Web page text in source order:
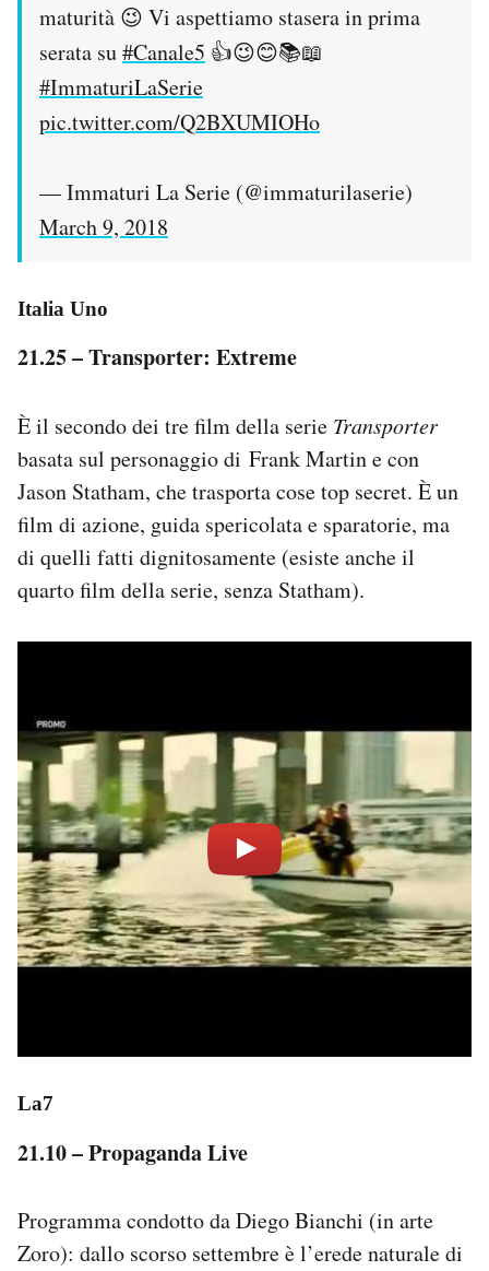
maturità 😉 Vi aspettiamo stasera in prima
serata su#Canale5 👍😉😊📚📖
#ImmaturiLaSerie
pic.twitter.com/Q2BXUMIOHo
— Immaturi La Serie (@immaturilaserie)
March 9, 2018
Italia Uno
21.25 – Transporter: Extreme
È il secondo dei tre film della serie Transporter
basata sul personaggio di Frank Martin e con
Jason Statham, che trasporta cose top secret. È un
film di azione, guida spericolata e sparatorie, ma
di quelli fatti dignitosamente (esiste anche il
quarto film della serie, senza Statham).
La7
21.10 – Propaganda Live
Programma condotto da Diego Bianchi (in arte
Zoro): dallo scorso settembre è l’erede naturale di